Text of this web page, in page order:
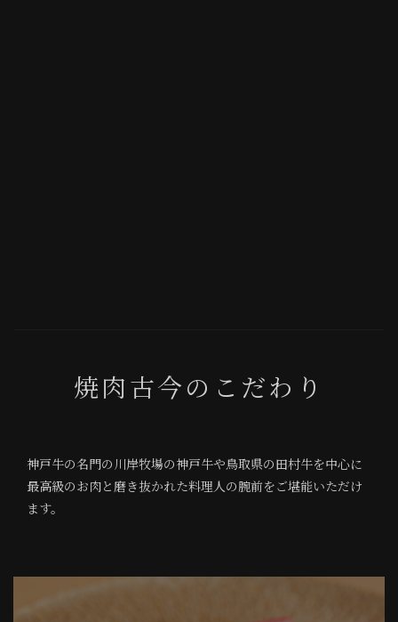
焼肉古今のこだわり
神戸牛の名門の川岸牧場の神戸牛や鳥取県の田村牛を中心に
最高級のお肉と磨き抜かれた料理人の腕前をご堪能いただけ
ます。